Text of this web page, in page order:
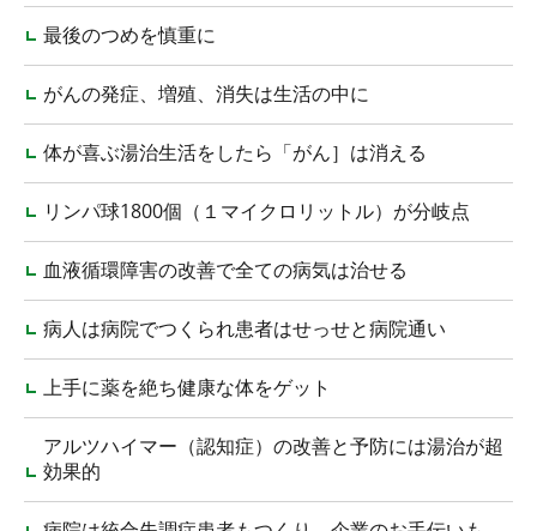
最後のつめを慎重に
がんの発症、増殖、消失は生活の中に
体が喜ぶ湯治生活をしたら「がん］は消える
リンパ球1800個（１マイクロリットル）が分岐点
血液循環障害の改善で全ての病気は治せる
病人は病院でつくられ患者はせっせと病院通い
上手に薬を絶ち健康な体をゲット
アルツハイマー（認知症）の改善と予防には湯治が超
効果的